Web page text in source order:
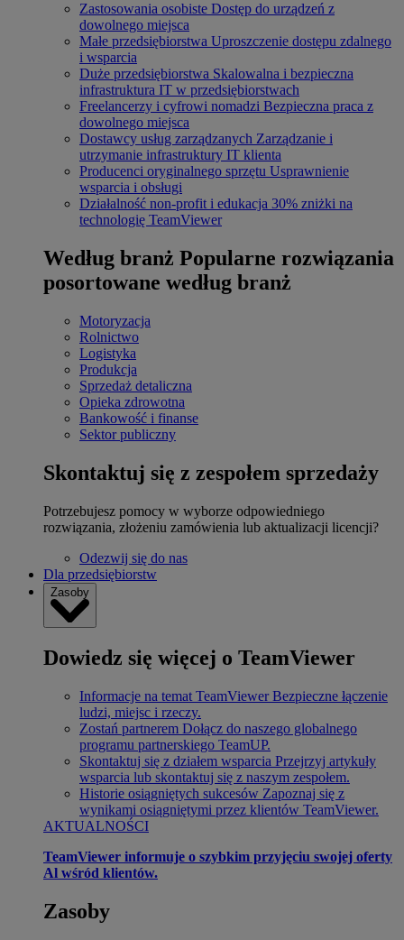
Zastosowania osobiste Dostęp do urządzeń z
dowolnego miejsca
Małe przedsiębiorstwa Uproszczenie dostępu zdalnego
i wsparcia
Duże przedsiębiorstwa Skalowalna i bezpieczna
infrastruktura IT w przedsiębiorstwach
Freelancerzy i cyfrowi nomadzi Bezpieczna praca z
dowolnego miejsca
Dostawcy usług zarządzanych Zarządzanie i
utrzymanie infrastruktury IT klienta
Producenci oryginalnego sprzętu Usprawnienie
wsparcia i obsługi
Działalność non-profit i edukacja 30% zniżki na
technologię TeamViewer
Według branż Popularne rozwiązania
posortowane według branż
Motoryzacja
Rolnictwo
Logistyka
Produkcja
Sprzedaż detaliczna
Opieka zdrowotna
Bankowość i finanse
Sektor publiczny
Skontaktuj się z zespołem sprzedaży
Potrzebujesz pomocy w wyborze odpowiedniego
rozwiązania, złożeniu zamówienia lub aktualizacji licencji?
Odezwij się do nas
Dla przedsiębiorstw
Zasoby
Dowiedz się więcej o TeamViewer
Informacje na temat TeamViewer Bezpieczne łączenie
ludzi, miejsc i rzeczy.
Zostań partnerem Dołącz do naszego globalnego
programu partnerskiego TeamUP.
Skontaktuj się z działem wsparcia Przejrzyj artykuły
wsparcia lub skontaktuj się z naszym zespołem.
Historie osiągniętych sukcesów Zapoznaj się z
wynikami osiągniętymi przez klientów TeamViewer.
AKTUALNOŚCI
TeamViewer informuje o szybkim przyjęciu swojej oferty
Al wśród klientów.
Zasoby